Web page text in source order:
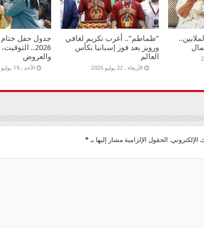
“طماطم”.. أغرب تكريم لغافي
ورويز بعد فوز إسبانيا بكأس
العالم
الأربعاء , 22 يوليو 2026
جدول حفل ختام
2026..
والعروض
الأحد , 19 يوليو 2026
الحقول الإلزامية مشار إليها بـ*